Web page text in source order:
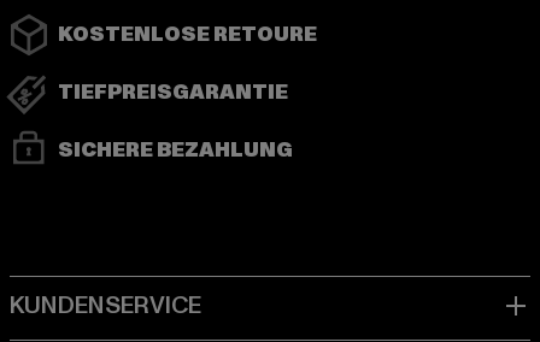
KOSTENLOSE RETOURE
TIEFPREISGARANTIE
SICHERE BEZAHLUNG